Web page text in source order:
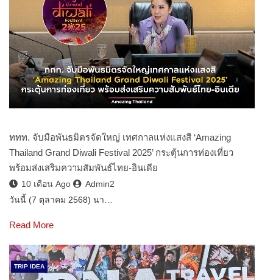
ททท. จับมือพันธมิตรจัดใหญ่ เทศกาลแห่งแสงสี ‘Amazing
Thailand Grand Diwali Festival 2025’ กระตุ้นการท่องเที่ยว
พร้อมส่งเสริมความสัมพันธ์ไทย-อินเดีย
10 เดือน Ago
Admin2
วันนี้ (7 ตุลาคม 2568) นา…
Read More
TRIP IDEA